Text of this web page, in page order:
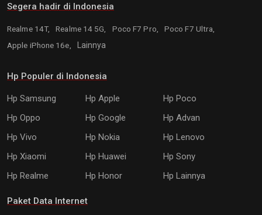
Segera hadir di Indonesia
Realme 14T, Realme 14 5G, Poco F7 Pro,
Poco F7 Ultra,
Apple iPhone 16e,
Lainnya
Hp Populer di Indonesia
Hp Samsung Hp Apple
Hp Poco
Hp Oppo
Hp Google
Hp Advan
Hp Vivo
Hp Nokia
Hp Lenovo
Hp Xiaomi
Hp Huawei
Hp Sony
Hp Realme
Hp Honor Hp Lainnya
Paket Data Internet